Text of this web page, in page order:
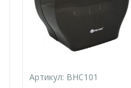
Артикул: BHC101